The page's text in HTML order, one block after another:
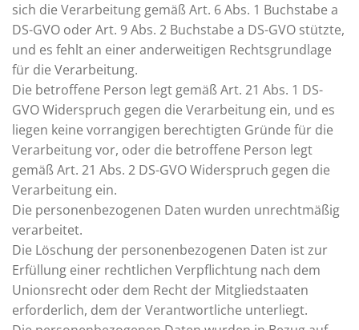
sich die Verarbeitung gemäß Art. 6 Abs. 1 Buchstabe a
DS-GVO oder Art. 9 Abs. 2 Buchstabe a DS-GVO stützte,
und es fehlt an einer anderweitigen Rechtsgrundlage
für die Verarbeitung.
Die betroffene Person legt gemäß Art. 21 Abs. 1 DS-
GVO Widerspruch gegen die Verarbeitung ein, und es
liegen keine vorrangigen berechtigten Gründe für die
Verarbeitung vor, oder die betroffene Person legt
gemäß Art. 21 Abs. 2 DS-GVO Widerspruch gegen die
Verarbeitung ein.
Die personenbezogenen Daten wurden unrechtmäßig
verarbeitet.
Die Löschung der personenbezogenen Daten ist zur
Erfüllung einer rechtlichen Verpflichtung nach dem
Unionsrecht oder dem Recht der Mitgliedstaaten
erforderlich, dem der Verantwortliche unterliegt.